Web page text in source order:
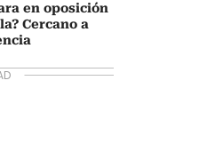
en oposición
Cercano a